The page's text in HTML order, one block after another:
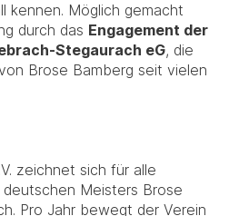
kennen. Möglich gemacht
durch das Engagement der
Stegaurach eG, die
Brose Bamberg seit vielen
zeichnet sich für alle
Meisters Brose
Pro Jahr bewegt der Verein